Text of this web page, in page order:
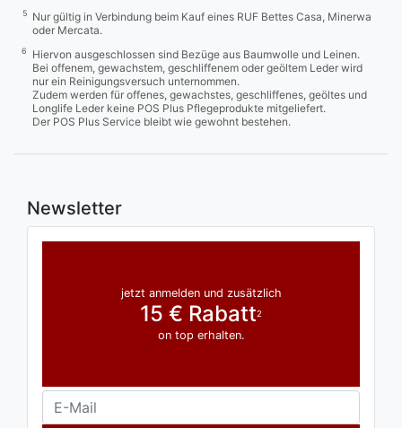
5
Nur gültig in Verbindung beim Kauf eines RUF Bettes Casa, Minerwa
oder Mercata.
6
Hiervon ausgeschlossen sind Bezüge aus Baumwolle und Leinen.
Bei offenem, gewachstem, geschliffenem oder geöltem Leder wird
nur ein Reinigungsversuch unternommen.
Zudem werden für offenes, gewachstes, geschliffenes, geöltes und
Longlife Leder keine POS Plus Pflegeprodukte mitgeliefert.
Der POS Plus Service bleibt wie gewohnt bestehen.
Newsletter
jetzt anmelden und zusätzlich
15 € Rabatt2
on top erhalten.